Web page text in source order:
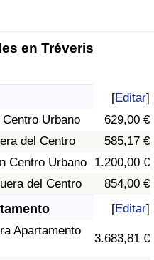
en Tréveris
[Editar]
Urbano
629,00 €
del Centro
585,17 €
Centro Urbano
1.200,00 €
del Centro
854,00 €
[Editar]
Apartamento
3.683,81 €
(Actual)
por País
país